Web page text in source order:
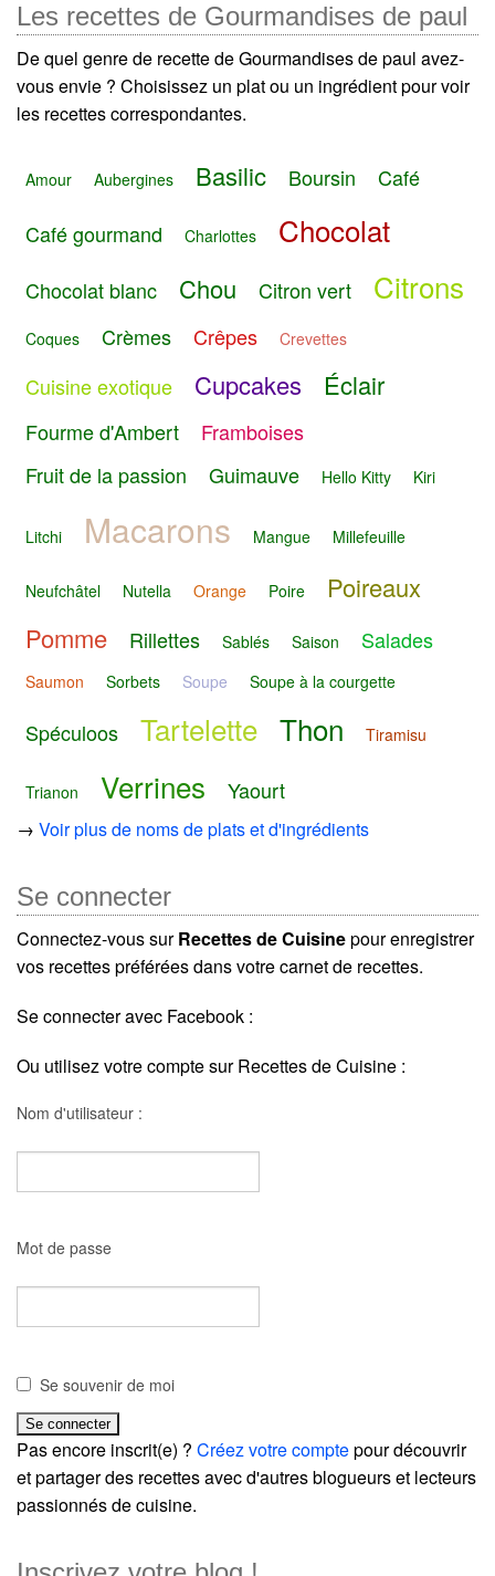
Les recettes de Gourmandises de paul
De quel genre de recette de Gourmandises de paul avez-
vous envie ? Choisissez un plat ou un ingrédient pour voir
les recettes correspondantes.
Amour Aubergines Basilic Boursin
Café
Café gourmand
Charlottes Chocolat
Chocolat blanc Chou Citron vert Citrons
Coques Crèmes Crêpes Crevettes
Cuisine exotique Cupcakes Éclair
Fourme d'Ambert
Framboises
Fruit de la passion
Guimauve Hello Kitty Kiri
Litchi Macarons Mangue Millefeuille
Neufchâtel Nutella Orange Poire
Poireaux
Pomme
Rillettes Sablés Saison Salades
Saumon Sorbets Soupe Soupe à la courgette
Spéculoos Tartelette Thon Tiramisu
Trianon Verrines Yaourt
→ Voir plus de noms de plats et d'ingrédients
Se connecter
Connectez-vous surRecettes de Cuisinepour enregistrer
vos recettes préférées dans votre carnet de recettes.
Se connecter avec Facebook :
Ou utilisez votre compte sur Recettes de Cuisine :
Nom d'utilisateur :
Mot de passe
Se souvenir de moi
Pas encore inscrit(e) ? Créez votre comptepour découvrir
et partager des recettes avec d'autres blogueurs et lecteurs
passionnés de cuisine.